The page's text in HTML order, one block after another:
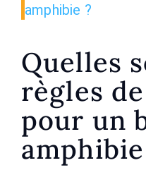
amphibie ?
Quelles
règles
pour un